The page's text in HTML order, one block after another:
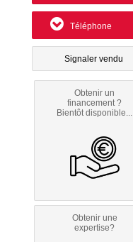
Téléphone
Signaler vendu
Obtenir un
financement ?
Bientôt disponible...
Obtenir une
expertise?